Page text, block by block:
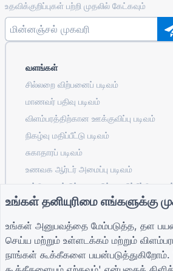
உதவிக்குறிப்புகள் பற்றி முதலில் கேட்கவும்
வளங்கள்
சில்லறை விற்பனைப் படிவம்
மாணவர் பதிவு படிவம்
விளம்பரத்திற்கான ஊக்குவிப்பு படிவம்
நிகழ்வு மதிப்பீட்டு படிவம்
சுகாதாரப் படிவம்
உணவக ஆர்டர் அமைப்பு படிவம்
கட்டுமானத்திற்கான திட்ட மதிப்பீட்டு படிவம்
தளவாடங்களுக்கான சப்ளையர் மதிப்பீட்டு
பயன்பாடுகளுக்கான சேவை கோரிக்கைப்
வாடிக்கையாளர் ஈடுபாட்டிற்கான படிவம்
உங்கள் தனியுரிமை எங்களுக்கு
உங்கள் அனுபவத்தை மேம்படுத்த, தள
செய்ய மற்றும் உள்ளடக்கம் மற்றும்
நாங்கள் கூக்கீகளை